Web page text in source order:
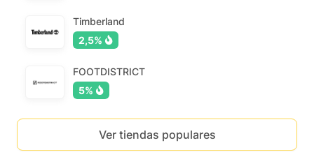
Timberland
2,5%
FOOTDISTRICT
5%
Ver tiendas populares